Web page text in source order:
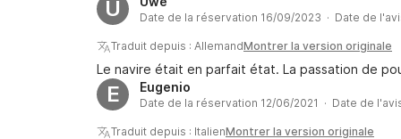
U Date de la réservation 16/09/2023 · Date de
Traduit depuis : AllemandMontrer la version originale
Le navire était en parfait état. La passation de
E Eugenio
Date de la réservation 12/06/2021 · Date de
Traduit depuis : ItalienMontrer la version originale